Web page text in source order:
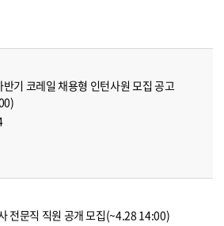
기 코레일 채용형 인턴사원 모집 공고
전문직 직원 공개 모집(~4.28 14:00)